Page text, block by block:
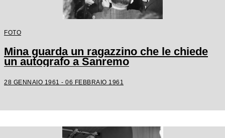
FOTO
Mina guarda un ragazzino che le chiede
un autografo a Sanremo
28 GENNAIO 1961 - 06 FEBBRAIO 1961